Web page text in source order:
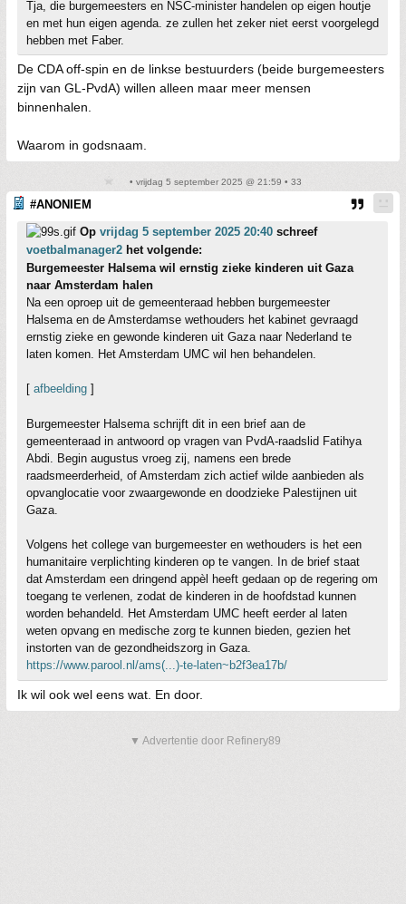
Tja, die burgemeesters en NSC-minister handelen op eigen houtje
en met hun eigen agenda. ze zullen het zeker niet eerst voorgelegd
hebben met Faber.
De CDA off-spin en de linkse bestuurders (beide burgemeesters
zijn van GL-PvdA) willen alleen maar meer mensen
binnenhalen.
Waarom in godsnaam.
• vrijdag 5 september 2025 @ 21:59 • 33
#ANONIEM
Op vrijdag 5 september 2025 20:40 schreef
voetbalmanager2 het volgende:
Burgemeester Halsema wil ernstig zieke kinderen uit Gaza
naar Amsterdam halen
Na een oproep uit de gemeenteraad hebben burgemeester
Halsema en de Amsterdamse wethouders het kabinet gevraagd
ernstig zieke en gewonde kinderen uit Gaza naar Nederland te
laten komen. Het Amsterdam UMC wil hen behandelen.
[ afbeelding ]
Burgemeester Halsema schrijft dit in een brief aan de
gemeenteraad in antwoord op vragen van PvdA-raadslid Fatihya
Abdi. Begin augustus vroeg zij, namens een brede
raadsmeerderheid, of Amsterdam zich actief wilde aanbieden als
opvanglocatie voor zwaargewonde en doodzieke Palestijnen uit
Gaza.
Volgens het college van burgemeester en wethouders is het een
humanitaire verplichting kinderen op te vangen. In de brief staat
dat Amsterdam een dringend appèl heeft gedaan op de regering om
toegang te verlenen, zodat de kinderen in de hoofdstad kunnen
worden behandeld. Het Amsterdam UMC heeft eerder al laten
weten opvang en medische zorg te kunnen bieden, gezien het
instorten van de gezondheidszorg in Gaza.
https://www.parool.nl/ams(...)-te-laten~b2f3ea17b/
Ik wil ook wel eens wat. En door.
▼ Advertentie door Refinery89